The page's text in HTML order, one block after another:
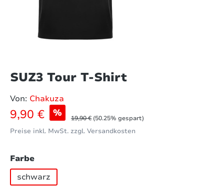
SUZ3 Tour T-Shirt
Von: Chakuza
Verkaufspreis:
9,90 € % Regulärer Preis:
19,90 € (50.25% gespart)
Preise inkl. MwSt. zzgl. Versandkosten
Farbeauswählen
schwarz